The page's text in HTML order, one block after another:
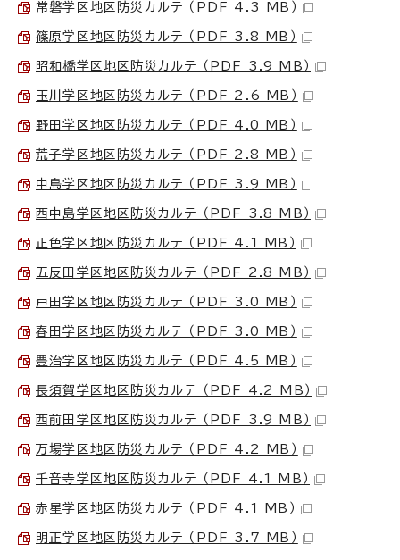
常磐学区地区防災カルテ （PDF 4.3 MB）
篠原学区地区防災カルテ （PDF 3.8 MB）
昭和橋学区地区防災カルテ （PDF 3.9 MB）
玉川学区地区防災カルテ （PDF 2.6 MB）
野田学区地区防災カルテ （PDF 4.0 MB）
荒子学区地区防災カルテ （PDF 2.8 MB）
中島学区地区防災カルテ （PDF 3.9 MB）
西中島学区地区防災カルテ （PDF 3.8 MB）
正色学区地区防災カルテ （PDF 4.1 MB）
五反田学区地区防災カルテ （PDF 2.8 MB）
戸田学区地区防災カルテ （PDF 3.0 MB）
春田学区地区防災カルテ （PDF 3.0 MB）
豊治学区地区防災カルテ （PDF 4.5 MB）
長須賀学区地区防災カルテ （PDF 4.2 MB）
西前田学区地区防災カルテ （PDF 3.9 MB）
万場学区地区防災カルテ （PDF 4.2 MB）
千音寺学区地区防災カルテ （PDF 4.1 MB）
赤星学区地区防災カルテ （PDF 4.1 MB）
明正学区地区防災カルテ （PDF 3.7 MB）